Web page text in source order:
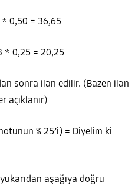
0,50 = 36,65
* 0,25 = 20,25
sonra ilan edilir. (Bazen ilan
açıklanır)
% 25’i) = Diyelim ki
aşağıya doğru